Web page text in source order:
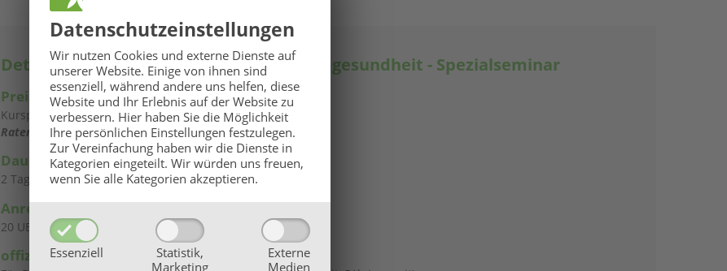
Datenschutz­einstellungen
Wir nutzen Cookies und externe Dienste auf
unserer Website. Einige von ihnen sind
essenziell, während andere uns helfen, diese
Website und Ihr Erlebnis auf der Website zu
verbessern. Hier haben Sie die Möglichkeit
Ihre persönlichen Einstellungen festzulegen.
Zur Vereinfachung haben wir die Dienste in
Kategorien eingeteilt. Wir würden uns freuen,
wenn Sie alle Kategorien akzeptieren.
Essenziell
Statistik,
Marketing
Externe
Medien
🌞 GROSSE BaBlü® Sommeraktion🌞
Ihr Sommerbonus für Anmeldungen von 27.07. bis 16.08.2026.
Details zur Ausbildung Magen- und Darmgesundheit - Spezialseminar
Preis
Kurspreis
480 €
Ratenzahlung möglich!
Dauer
2 Tage
AnrechenbareUnterrichtseinheiten (UE)
20 UE
offizielle Anrechenbarkeit